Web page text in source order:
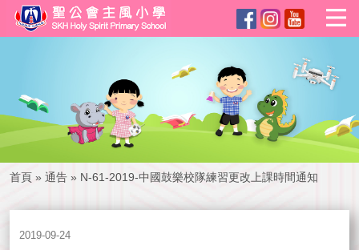
首頁 » 通告 » N-61-2019-中國鼓樂校隊練習更改上課時間通知
2019-09-24